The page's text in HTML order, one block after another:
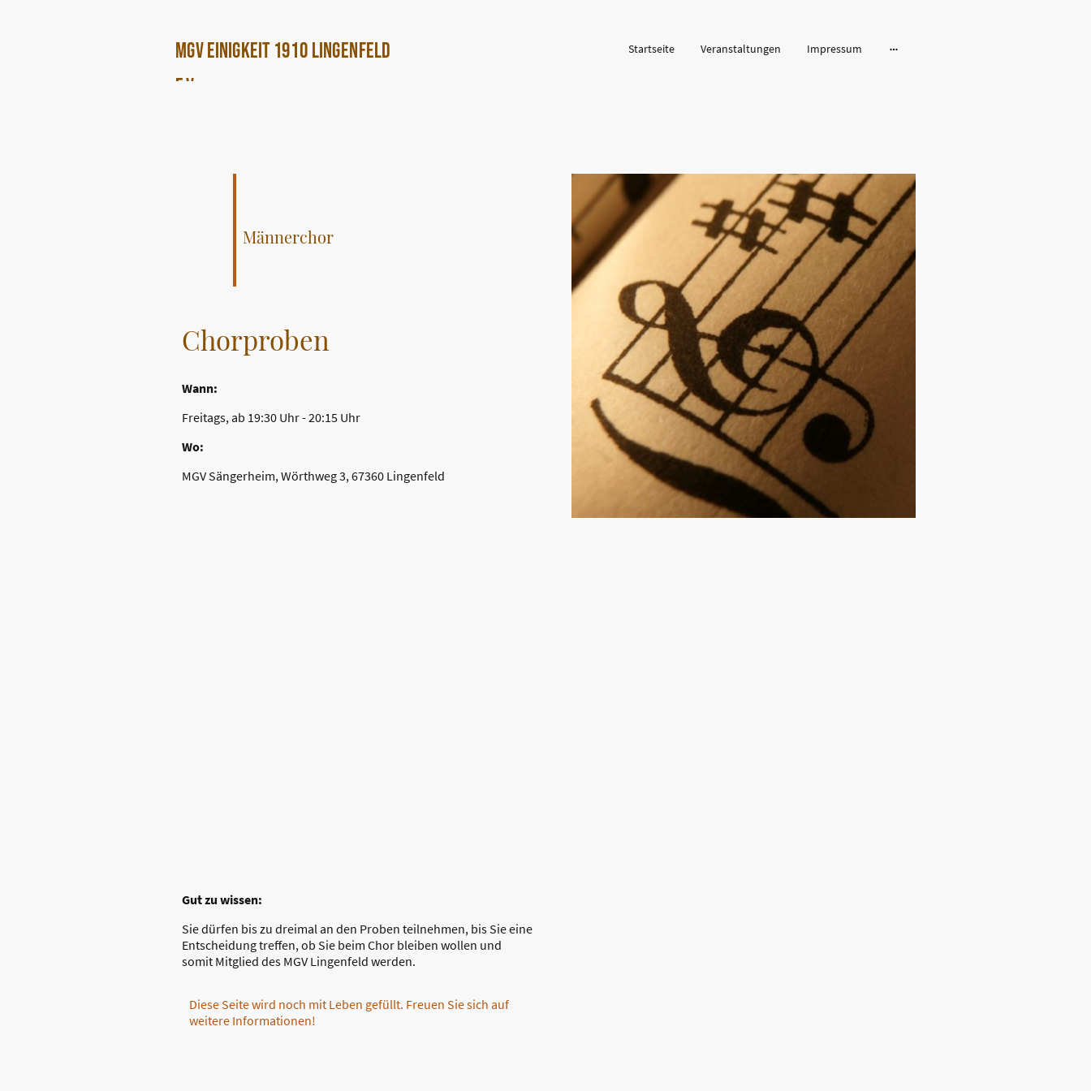
MGV Einigkeit 1910 Lingenfeld
e.V.
Startseite Veranstaltungen Impressum
Männerchor
Chorproben
Wann:
Freitags, ab 19:30 Uhr - 20:15 Uhr
Wo:
MGV Sängerheim, Wörthweg 3, 67360 Lingenfeld
Gut zu wissen:
Sie dürfen bis zu dreimal an den Proben teilnehmen, bis Sie eine
Entscheidung treffen, ob Sie beim Chor bleiben wollen und
somit Mitglied des MGV Lingenfeld werden.
Diese Seite wird noch mit Leben gefüllt. Freuen Sie sich auf
weitere Informationen!